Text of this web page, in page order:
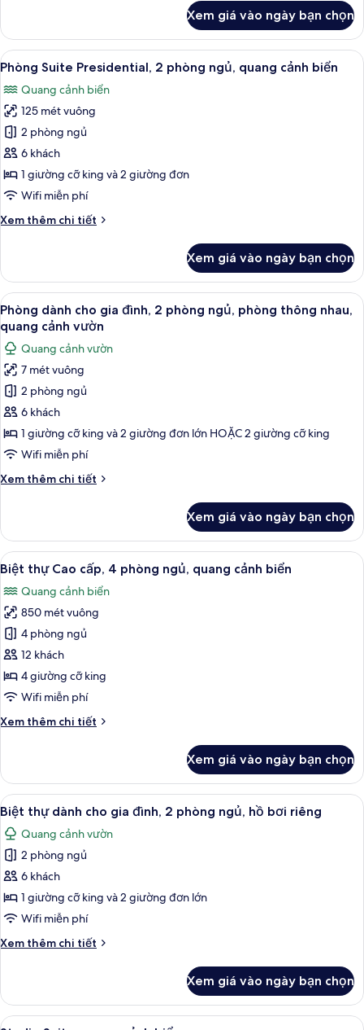
biển
Phòng
Suite
Presidential,
phòng
ngủ,
quang
cảnh
biển
Xem giá vào ngày bạn chọn
Xem
tất
cả
ảnh
Phòng
Suite
Presidential,
2
ngủ,
biển
Bộ đồ giường cao cấp, minibar, két
11
Phòng Suite Presidential, 2 phòng ngủ, quang cảnh biển
Quang cảnh biển
125 mét vuông
2 phòng ngủ
6 khách
1 giường cỡ king và 2 giường đơn
Wifi miễn phí
Xem thêm chi tiết
Chi
Phòng
Suite
Presidential,
2
phòng
ngủ,
quang
cảnh
biển
Xem giá vào ngày bạn chọn
Xem
tất
cả
ảnh
Phòng
dành
cho
gia
đình,
phòng
thông
nhau,
quang
cảnh
vườn
Phòng dành cho gia đình, 2 phòng
7
Phòng dành cho gia đình, 2 phòng ngủ, phòng thông nhau,
quang cảnh vườn
Quang cảnh vườn
7 mét vuông
2 phòng ngủ
6 khách
1 giường cỡ king và 2 giường đơn lớn HOẶC 2 giường cỡ king
Wifi miễn phí
Xem thêm chi tiết
Chi
Phòng
dành
cho
gia
đình,
2
phòng
ngủ,
phòng
thông
nhau,
quang
vườn
Xem giá vào ngày bạn chọn
Xem
tất
cả
ảnh
Biệt
thự
Cao
cấp,
phòng
cảnh
biển
Biệt thự Cao cấp, 4 phòng ngủ,
18
Biệt thự Cao cấp, 4 phòng ngủ, quang cảnh biển
Quang cảnh biển
850 mét vuông
4 phòng ngủ
12 khách
4 giường cỡ king
Wifi miễn phí
Xem thêm chi tiết
Chi
Biệt
thự
Cao
cấp,
4
phòng
quang
cảnh
biển
Xem giá vào ngày bạn chọn
Xem
tất
cả
ảnh
Biệt
thự
dành
gia
phòng
Bộ đồ giường cao cấp, minibar, két
10
Biệt thự dành cho gia đình, 2 phòng ngủ, hồ bơi riêng
Quang cảnh vườn
2 phòng ngủ
6 khách
1 giường cỡ king và 2 giường đơn lớn
Wifi miễn phí
Xem thêm chi tiết
Chi
Biệt
thự
Xem giá vào ngày bạn chọn
Xem Studio Suite, quang cảnh biển | Bộ